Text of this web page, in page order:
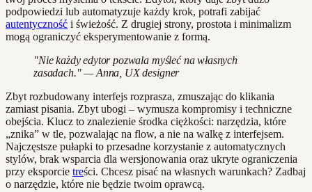
podpowiedzi lub automatyzuje każdy krok, potrafi zabijać
autentyczność i świeżość. Z drugiej strony, prostota i minimalizm
mogą ograniczyć eksperymentowanie z formą.
"Nie każdy edytor pozwala myśleć na własnych
zasadach." — Anna, UX designer
Zbyt rozbudowany interfejs rozprasza, zmuszając do klikania
zamiast pisania. Zbyt ubogi – wymusza kompromisy i techniczne
obejścia. Klucz to znalezienie środka ciężkości: narzędzia, które
„znika” w tle, pozwalając na flow, a nie na walkę z interfejsem.
Najczęstsze pułapki to przesadne korzystanie z automatycznych
stylów, brak wsparcia dla wersjonowania oraz ukryte ograniczenia
przy eksporcie treści. Chcesz pisać na własnych warunkach? Zadbaj
o narzędzie, które nie będzie twoim oprawcą.